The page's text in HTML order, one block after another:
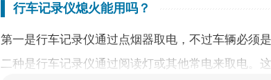
行车记录仪熄火能用吗？
第一是行车记录仪通过点烟器取电，不过车辆必须
二种是行车记录仪通过阅读灯或其他常电来取电。